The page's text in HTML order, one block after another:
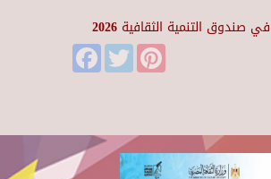
صندوق التنمية الثقافية 2026
FacebookTwitter